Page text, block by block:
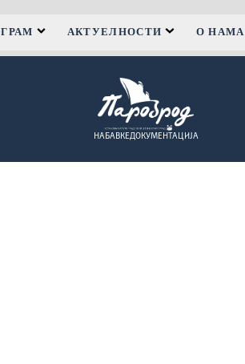
АКТУЕЛНОСТИ О НАМА
НАБАВКЕДОКУМЕНТАЦИЈА